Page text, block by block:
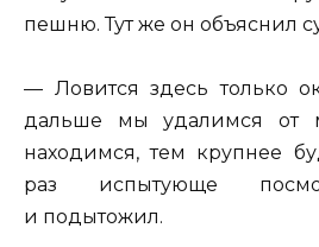
пешню. Тут же он объяснил
— Ловится здесь только
дальше мы удалимся от
находимся, тем крупнее
раз испытующе
и подытожил.